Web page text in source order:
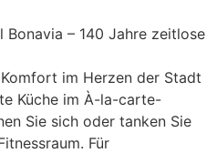
Bonavia – 140 Jahre zeitlose
im Herzen der Stadt
Küche im À-la-carte-
Sie sich oder tanken Sie
Für